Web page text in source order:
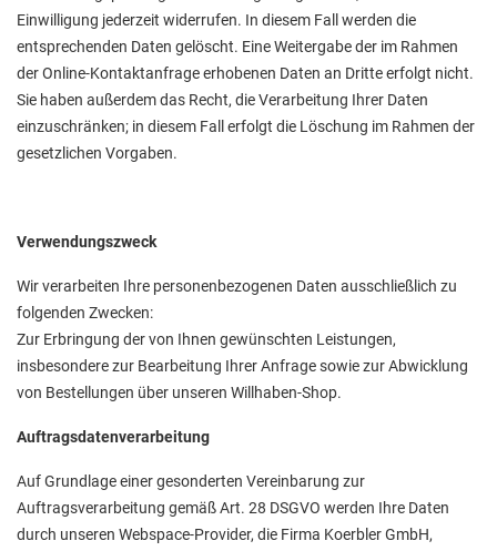
Einwilligung jederzeit widerrufen. In diesem Fall werden die
entsprechenden Daten gelöscht. Eine Weitergabe der im Rahmen
der Online-Kontaktanfrage erhobenen Daten an Dritte erfolgt nicht.
Sie haben außerdem das Recht, die Verarbeitung Ihrer Daten
einzuschränken; in diesem Fall erfolgt die Löschung im Rahmen der
gesetzlichen Vorgaben.
Verwendungszweck
Wir verarbeiten Ihre personenbezogenen Daten ausschließlich zu
folgenden Zwecken:
Zur Erbringung der von Ihnen gewünschten Leistungen,
insbesondere zur Bearbeitung Ihrer Anfrage sowie zur Abwicklung
von Bestellungen über unseren Willhaben-Shop.
Auftragsdatenverarbeitung
Auf Grundlage einer gesonderten Vereinbarung zur
Auftragsverarbeitung gemäß Art. 28 DSGVO werden Ihre Daten
durch unseren Webspace-Provider, die Firma Koerbler GmbH,